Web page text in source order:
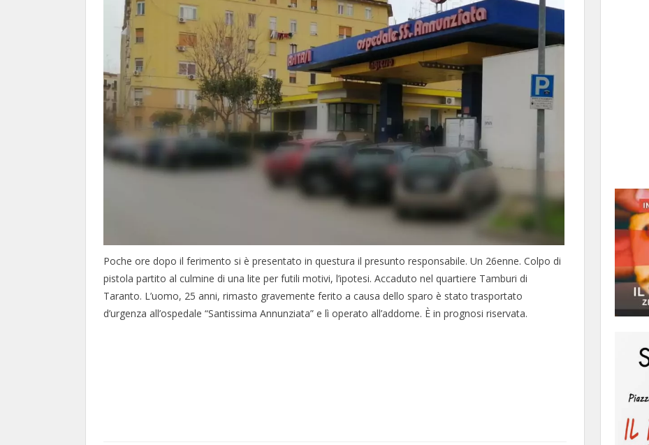
Poche ore dopo il ferimento si è presentato in questura il presunto responsabile. Un 26enne. Colpo di
pistola partito al culmine di una lite per futili motivi, l’ipotesi. Accaduto nel quartiere Tamburi di
Taranto. L’uomo, 25 anni, rimasto gravemente ferito a causa dello sparo è stato trasportato
d’urgenza all’ospedale “Santissima Annunziata” e lì operato all’addome. È in prognosi riservata.